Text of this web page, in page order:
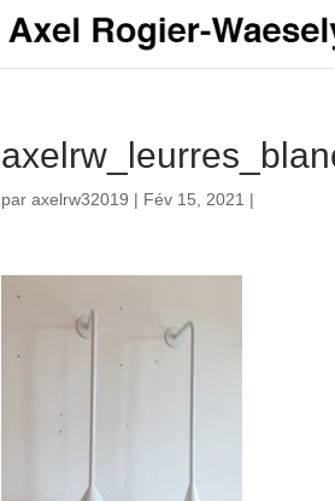
paraxelrw32019 | Fév 15, 2021 |